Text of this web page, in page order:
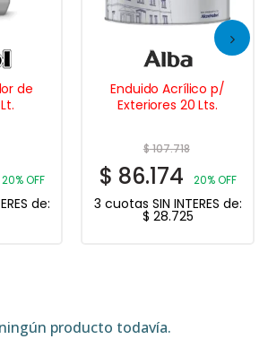
de
20% OFF
de:
Enduido Acrílico p/
Exteriores 20 Lts.
$107.718
$ 86.174 20% OFF
3 cuotas SIN INTERES de:
$ 28.725
producto todavía.